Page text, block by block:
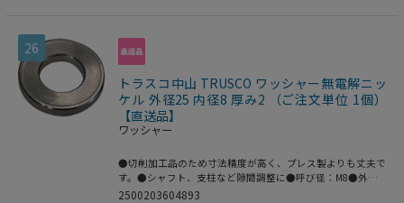
26
トラスコ中山 TRUSCO ワッシャー無電解ニッ
ケル 外径25 内径8 厚み2 （ご注文単位 1個）
【直送品】
ワッシャー
●切削加工品のため寸法精度が高く、プレス製よりも丈夫で
す。●シャフト、支柱など隙間調整に●呼び径：M8●外径
(mm)：25●内径(mm)：8●厚さ(mm)：2●鉄(無電解ニッケ
2500203604893